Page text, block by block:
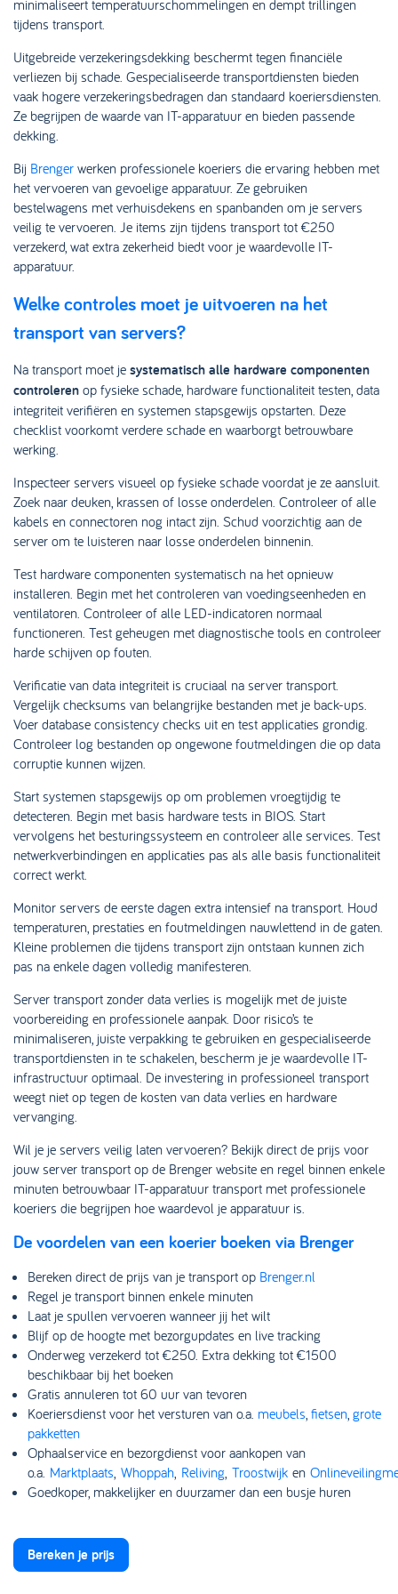
minimaliseert temperatuurschommelingen en dempt trillingen
tijdens transport.
Uitgebreide verzekeringsdekking beschermt tegen financiële
verliezen bij schade. Gespecialiseerde transportdiensten bieden
vaak hogere verzekeringsbedragen dan standaard koeriersdiensten.
Ze begrijpen de waarde van IT-apparatuur en bieden passende
dekking.
Bij Brenger werken professionele koeriers die ervaring hebben met
het vervoeren van gevoelige apparatuur. Ze gebruiken
bestelwagens met verhuisdekens en spanbanden om je servers
veilig te vervoeren. Je items zijn tijdens transport tot €250
verzekerd, wat extra zekerheid biedt voor je waardevolle IT-
apparatuur.
Welke controles moet je uitvoeren na het
transport van servers?
Na transport moet je systematisch alle hardware componenten
controleren op fysieke schade, hardware functionaliteit testen, data
integriteit verifiëren en systemen stapsgewijs opstarten. Deze
checklist voorkomt verdere schade en waarborgt betrouwbare
werking.
Inspecteer servers visueel op fysieke schade voordat je ze aansluit.
Zoek naar deuken, krassen of losse onderdelen. Controleer of alle
kabels en connectoren nog intact zijn. Schud voorzichtig aan de
server om te luisteren naar losse onderdelen binnenin.
Test hardware componenten systematisch na het opnieuw
installeren. Begin met het controleren van voedingseenheden en
ventilatoren. Controleer of alle LED-indicatoren normaal
functioneren. Test geheugen met diagnostische tools en controleer
harde schijven op fouten.
Verificatie van data integriteit is cruciaal na server transport.
Vergelijk checksums van belangrijke bestanden met je back-ups.
Voer database consistency checks uit en test applicaties grondig.
Controleer log bestanden op ongewone foutmeldingen die op data
corruptie kunnen wijzen.
Start systemen stapsgewijs op om problemen vroegtijdig te
detecteren. Begin met basis hardware tests in BIOS. Start
vervolgens het besturingssysteem en controleer alle services. Test
netwerkverbindingen en applicaties pas als alle basis functionaliteit
correct werkt.
Monitor servers de eerste dagen extra intensief na transport. Houd
temperaturen, prestaties en foutmeldingen nauwlettend in de gaten.
Kleine problemen die tijdens transport zijn ontstaan kunnen zich
pas na enkele dagen volledig manifesteren.
Server transport zonder data verlies is mogelijk met de juiste
voorbereiding en professionele aanpak. Door risico’s te
minimaliseren, juiste verpakking te gebruiken en gespecialiseerde
transportdiensten in te schakelen, bescherm je je waardevolle IT-
infrastructuur optimaal. De investering in professioneel transport
weegt niet op tegen de kosten van data verlies en hardware
vervanging.
Wil je je servers veilig laten vervoeren? Bekijk direct de prijs voor
jouw server transport op de Brenger website en regel binnen enkele
minuten betrouwbaar IT-apparatuur transport met professionele
koeriers die begrijpen hoe waardevol je apparatuur is.
De voordelen van een koerier boeken via Brenger
Bereken direct de prijs van je transport op Brenger.nl
Regel je transport binnen enkele minuten
Laat je spullen vervoeren wanneer jij het wilt
Blijf op de hoogte met bezorgupdates en live tracking
Onderweg verzekerd tot €250. Extra dekking tot €1500
beschikbaar bij het boeken
Gratis annuleren tot 60 uur van tevoren
Koeriersdienst voor het versturen van o.a. meubels, fietsen, grote
pakketten
Ophaalservice en bezorgdienst voor aankopen van
o.a. Marktplaats, Whoppah, Reliving, Troostwijk en
Goedkoper, makkelijker en duurzamer dan een busje huren
Bereken je prijs